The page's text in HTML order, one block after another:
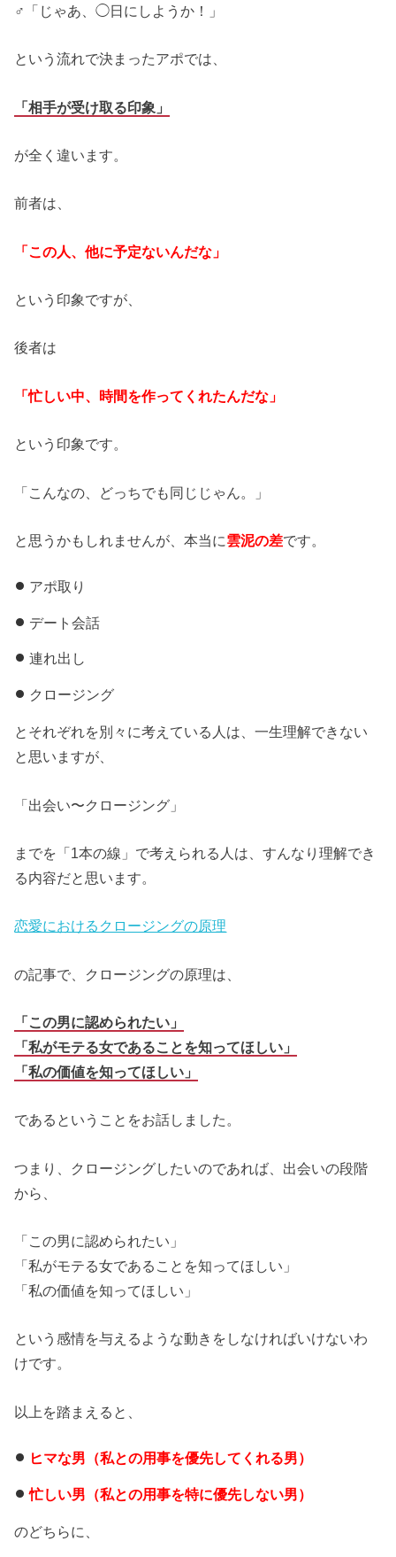
♂「じゃあ、◯日にしようか！」
という流れで決まったアポでは、
「相手が受け取る印象」
が全く違います。
前者は、
「この人、他に予定ないんだな」
という印象ですが、
後者は
「忙しい中、時間を作ってくれたんだな」
という印象です。
「こんなの、どっちでも同じじゃん。」
と思うかもしれませんが、本当に雲泥の差です。
アポ取り
デート会話
連れ出し
クロージング
とそれぞれを別々に考えている人は、一生理解できない
と思いますが、
「出会い〜クロージング」
までを「1本の線」で考えられる人は、すんなり理解でき
る内容だと思います。
恋愛におけるクロージングの原理
の記事で、クロージングの原理は、
「この男に認められたい」
「私がモテる女であることを知ってほしい」
「私の価値を知ってほしい」
であるということをお話しました。
つまり、クロージングしたいのであれば、出会いの段階
から、
「この男に認められたい」
「私がモテる女であることを知ってほしい」
「私の価値を知ってほしい」
という感情を与えるような動きをしなければいけないわ
けです。
以上を踏まえると、
ヒマな男（私との用事を優先してくれる男）
忙しい男（私との用事を特に優先しない男）
のどちらに、